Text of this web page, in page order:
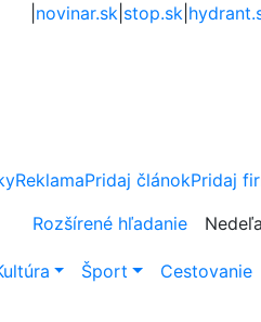
novinar.sk stop.sk
ReklamaPridaj článokPridaj
Rozšírené hľadanie
Šport Cestovanie